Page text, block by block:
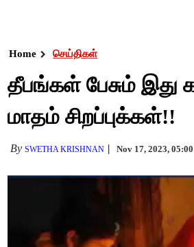
Home செய்திகள்
தீபங்கள் பேசும் இது
மாதம் சிறப்புக்கள்!!
BySWETHA KRISHNAN Nov 17, 2023,